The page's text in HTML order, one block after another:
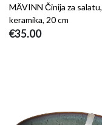
MÄVINN Činija za salatu,
keramika, 20 cm
€35.00